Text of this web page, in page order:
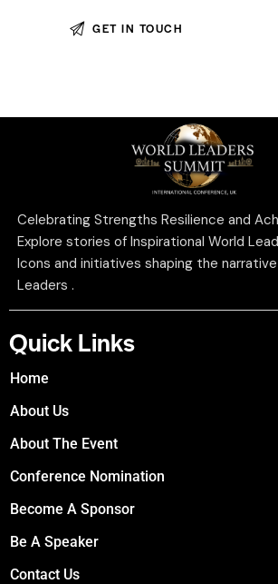
Celebrating Strengths Resilience and
Explore stories of Inspirational World
Icons and initiatives shaping the
Leaders .
Quick Links
Home
About Us
About The Event
Conference Nomination
Become A Sponsor
Be A Speaker
Contact Us